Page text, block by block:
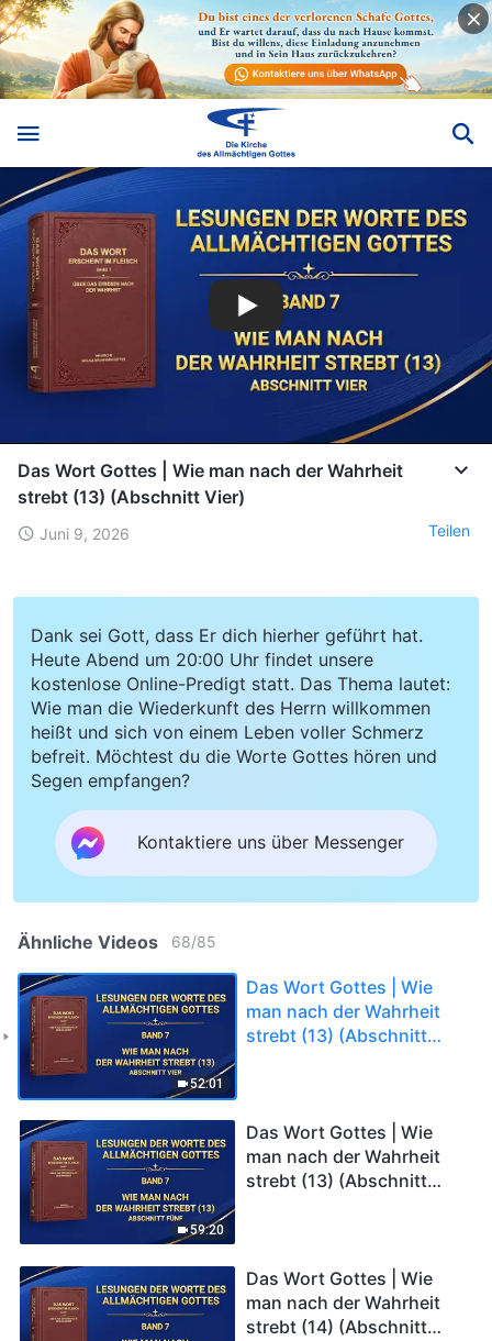
Das Wort Gottes | Wie man nach der Wahrheit
strebt (13) (Abschnitt Vier)
Juni 9, 2026 Teilen
Dank sei Gott, dass Er dich hierher geführt hat.
Heute Abend um 20:00 Uhr findet unsere
kostenlose Online-Predigt statt. Das Thema lautet:
Wie man die Wiederkunft des Herrn willkommen
heißt und sich von einem Leben voller Schmerz
befreit. Möchtest du die Worte Gottes hören und
Segen empfangen?
Kontaktiere uns über Messenger
Ähnliche Videos 68/85
52:01
Das Wort Gottes | Wie
man nach der Wahrheit
strebt (13) (Abschnitt
59:20
Das Wort Gottes | Wie
man nach der Wahrheit
strebt (13) (Abschnitt
Das Wort Gottes | Wie
man nach der Wahrheit
strebt (14) (Abschnitt